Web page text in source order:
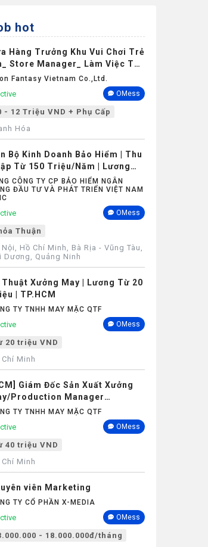
hot
Hàng Trưởng Khu Vui Chơi Trẻ
Store Manager_ Làm Việc Tại
Mall Thanh Hóa
Fantasy Vietnam Co.,ltd.
OMess
- 12 Triệu VND + Phụ Cấp
Hóa
Bộ Kinh Doanh Bảo Hiểm | Thu
Từ 150 Triệu/Năm | Lương
Không Phụ Thuộc Doanh Số
CÔNG TY CP BẢO HIỂM NGÂN
ĐẦU TƯ VÀ PHÁT TRIỂN VIỆT NAM
OMess
Thuận
Nội, Hồ Chí Minh, Bà Rịa - Vũng Tàu,
Dương, Quảng Ninh
Thuật Xưởng May | Lương Từ 20
| TP.HCM
TY TNHH MAY MẶC QTF
OMess
20 triệu VND
Chí Minh
Giám Đốc Sản Xuất Xưởng
Production Manager
- Lương 40M+
TY TNHH MAY MẶC QTF
OMess
40 triệu VND
Chí Minh
viên Marketing
TY CỔ PHẦN X-MEDIA
OMess
- 18.000.000đ/tháng